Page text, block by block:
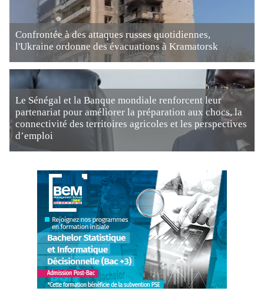
Confrontée à des attaques russes quotidiennes,
l'Ukraine ordonne des évacuations à Kramatorsk
Le Sénégal et la Banque mondiale renforcent leur
partenariat pour améliorer la préparation aux chocs, la
connectivité des territoires agricoles et les perspectives
d’emploi